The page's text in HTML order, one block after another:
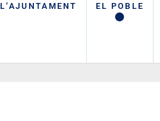
L’AJUNTAMENT EL POBLE